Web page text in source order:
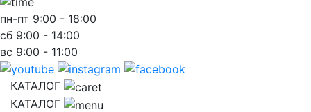
пн-пт 9:00 - 18:00
сб 9:00 - 14:00
вс 9:00 - 11:00
КАТАЛОГ
КАТАЛОГ